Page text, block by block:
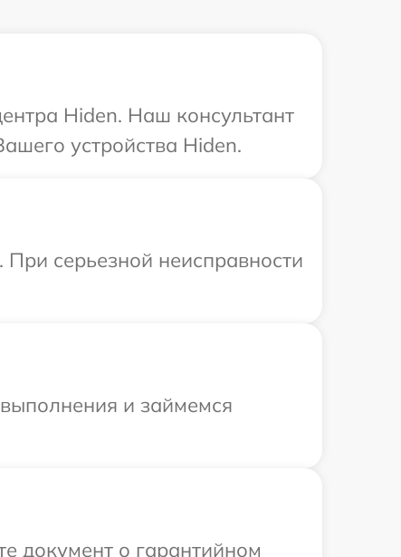
Hiden. Наш консультант
устройства Hiden.
серьезной неисправности
и займемся
документ о гарантийном